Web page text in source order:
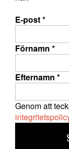
E-post*
Förnamn *
Efternamn *
Genom att